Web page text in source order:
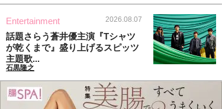
Entertainment 2026.08.07
話題さらう蒼井優主演『Tシャツ
が乾くまで』盛り上げるスピッツ
主題歌...
石黒隆之